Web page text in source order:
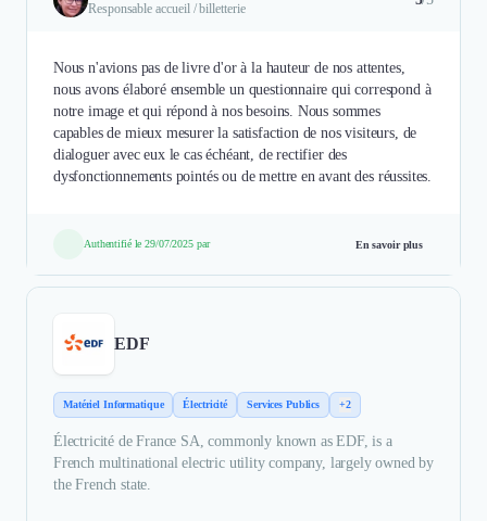
Responsable accueil / billetterie
Nous n'avions pas de livre d'or à la hauteur de nos attentes,
nous avons élaboré ensemble un questionnaire qui correspond à
notre image et qui répond à nos besoins. Nous sommes
capables de mieux mesurer la satisfaction de nos visiteurs, de
dialoguer avec eux le cas échéant, de rectifier des
dysfonctionnements pointés ou de mettre en avant des réussites.
Authentifié le 29/07/2025 par En savoir plus
EDF
Matériel Informatique Électricité Services Publics +2
Électricité de France SA, commonly known as EDF, is a
French multinational electric utility company, largely owned by
the French state.